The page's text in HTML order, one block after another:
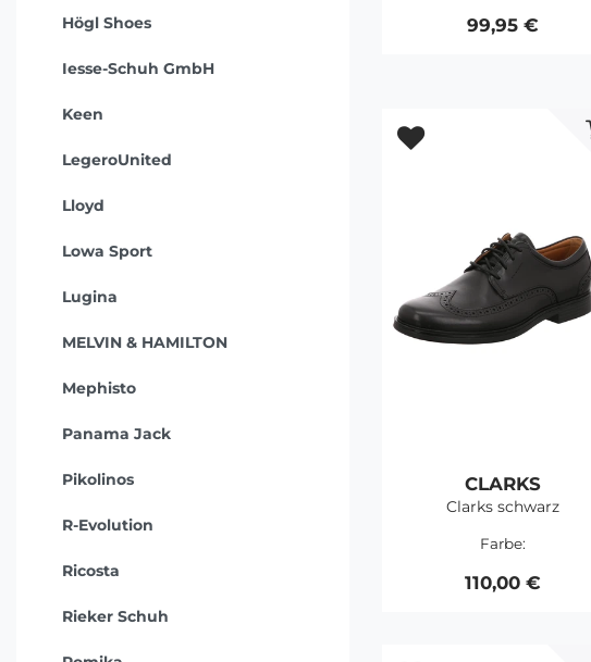
Högl Shoes
Iesse-Schuh GmbH
Keen
LegeroUnited
Lloyd
Lowa Sport
Lugina
MELVIN & HAMILTON
Mephisto
Panama Jack
Pikolinos
R-Evolution
Ricosta
Rieker Schuh
99,95 €
CLARKS
Clarks schwarz
Farbe:
110,00 €